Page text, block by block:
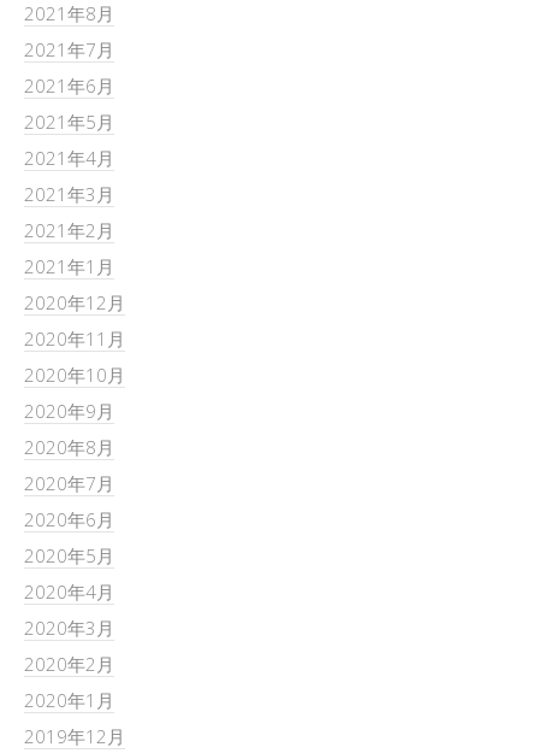
2021年8月
2021年7月
2021年6月
2021年5月
2021年4月
2021年3月
2021年2月
2021年1月
2020年12月
2020年11月
2020年10月
2020年9月
2020年8月
2020年7月
2020年6月
2020年5月
2020年4月
2020年3月
2020年2月
2020年1月
2019年12月